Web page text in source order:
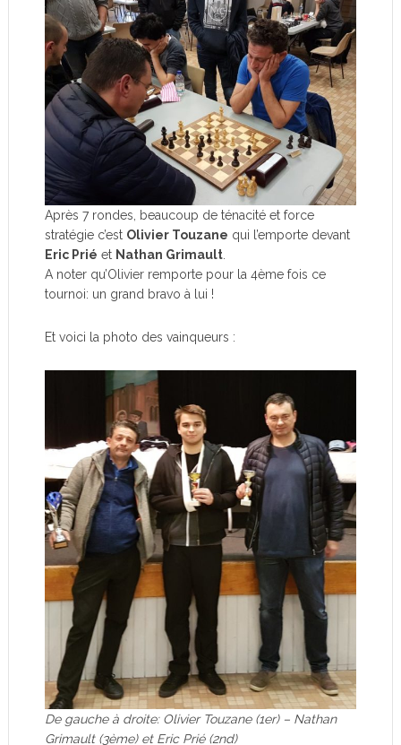
Après 7 rondes, beaucoup de ténacité et force
stratégie c’est Olivier Touzane qui l’emporte devant
Eric Prié et Nathan Grimault.
A noter qu’Olivier remporte pour la 4ème fois ce
tournoi: un grand bravo à lui !
Et voici la photo des vainqueurs :
De gauche à droite: Olivier Touzane (1er) – Nathan
Grimault (3ème) et Eric Prié (2nd)